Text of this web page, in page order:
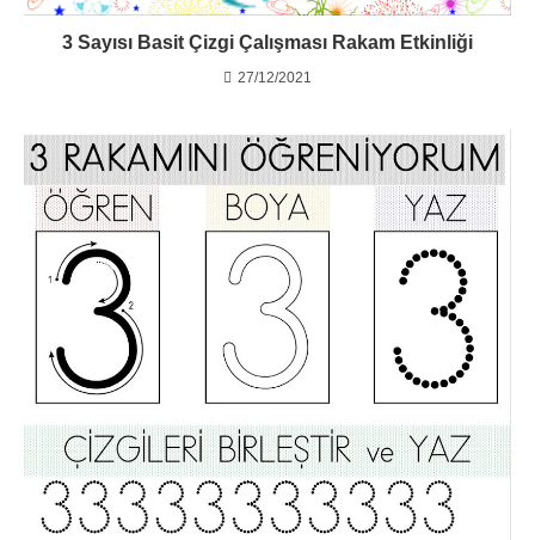
3 Sayısı Basit Çizgi Çalışması Rakam Etkinliği
27/12/2021